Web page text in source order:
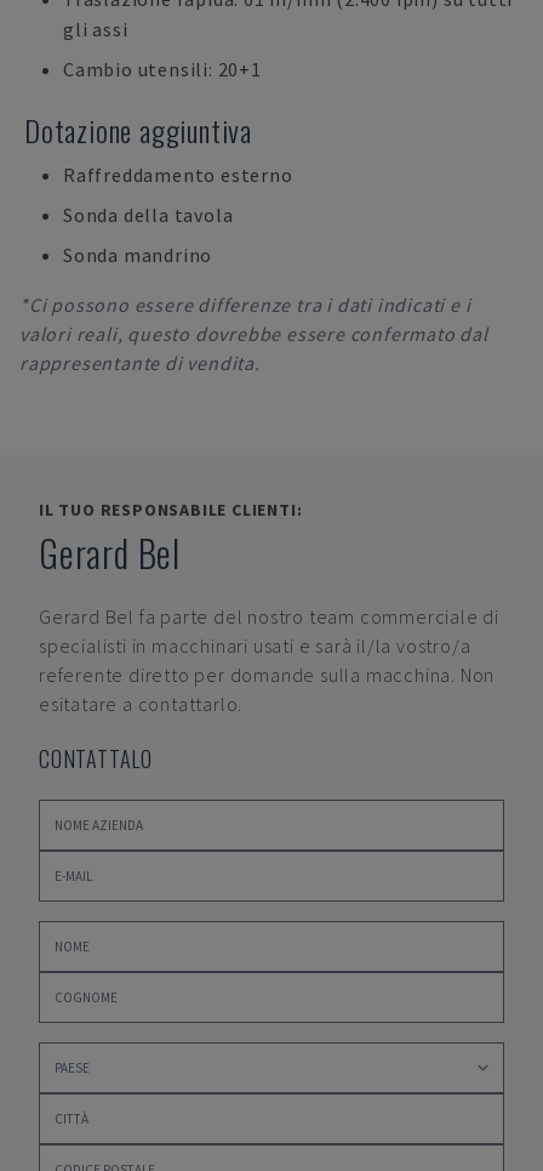
gli assi
Cambio utensili: 20+1
Dotazione aggiuntiva
Raffreddamento esterno
Sonda della tavola
Sonda mandrino
*Ci possono essere differenze tra i dati indicati e i
valori reali, questo dovrebbe essere confermato dal
rappresentante di vendita.
IL TUO RESPONSABILE CLIENTI:
Gerard Bel
Gerard Bel fa parte del nostro team commerciale di
specialisti in macchinari usati e sarà il/la vostro/a
referente diretto per domande sulla macchina. Non
esitatare a contattarlo.
CONTATTALO